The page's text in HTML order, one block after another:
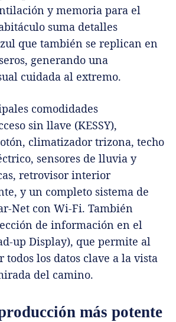
y memoria para el
suma detalles
que también se replican en
generando una
cuidada al extremo.
comodidades
sin llave (KESSY),
climatizador trizona, techo
sensores de lluvia y
retrovisor interior
y un completo sistema de
Net con Wi-Fi. También
de información en el
up Display), que permite al
todos los datos clave a la vista
del camino.
más potente